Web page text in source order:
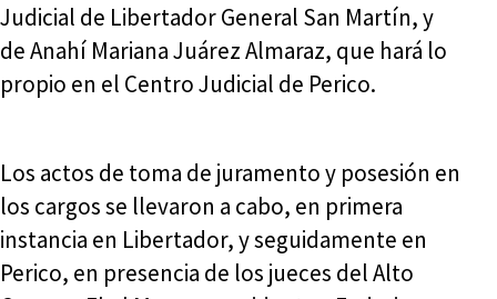
Judicial de Libertador General San Martín, y
de Anahí Mariana Juárez Almaraz, que hará lo
propio en el Centro Judicial de Perico.
Los actos de toma de juramento y posesión en
los cargos se llevaron a cabo, en primera
instancia en Libertador, y seguidamente en
Perico, en presencia de los jueces del Alto